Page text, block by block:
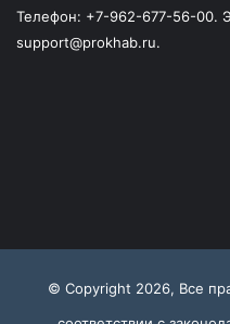
Телефон: +7-962-677-56-00.
support@prokhab.ru.
© Copyright 2026, Все